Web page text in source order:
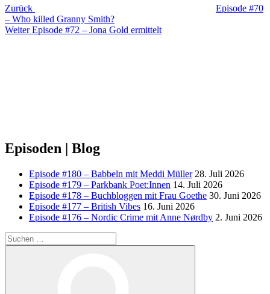
Zurück
Episode #70
– Who killed Granny Smith?
Nächster
Weiter Episode #72 – Jona Gold ermittelt
Episoden | Blog
Episode #180 – Babbeln mit Meddi Müller 28. Juli 2026
Episode #179 – Parkbank Poet:Innen 14. Juli 2026
Episode #178 – Buchbloggen mit Frau Goethe 30. Juni 2026
Episode #177 – British Vibes 16. Juni 2026
Episode #176 – Nordic Crime mit Anne Nørdby 2. Juni 2026
Suchen
nach: